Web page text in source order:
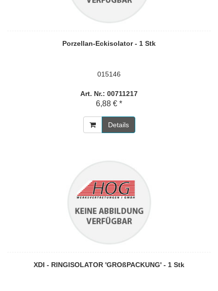
Porzellan-Eckisolator - 1 Stk
015146
Art. Nr.: 00711217
6,88 € *
Details
XDI - RINGISOLATOR 'GROßPACKUNG' - 1 Stk